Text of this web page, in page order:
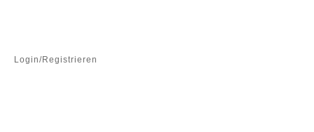
Login/Registrieren